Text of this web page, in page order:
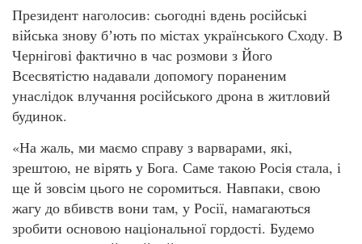
Президент наголосив: сьогодні вдень російські
війська знову бʼють по містах українського Сходу. В
Чернігові фактично в час розмови з Його
Всесвятістю надавали допомогу пораненим
унаслідок влучання російського дрона в житловий
будинок.
«На жаль, ми маємо справу з варварами, які,
зрештою, не вірять у Бога. Саме такою Росія стала, і
ще й зовсім цього не соромиться. Навпаки, свою
жагу до вбивств вони там, у Росії, намагаються
зробити основою національної гордості. Будемо